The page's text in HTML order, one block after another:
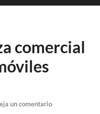
comercial
un comentario